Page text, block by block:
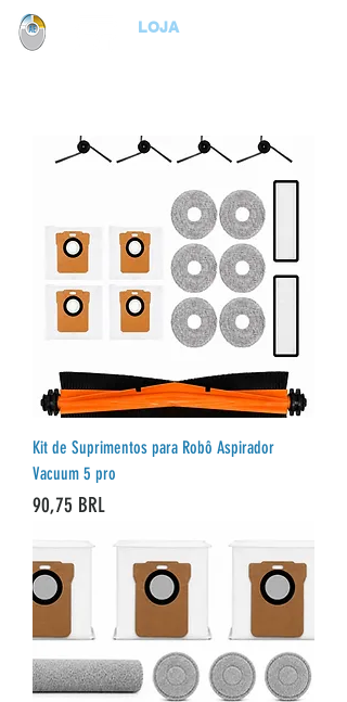
LOJA
Kit de Suprimentos para Robô Aspirador
Vacuum 5 pro
Precio
90,75 BRL